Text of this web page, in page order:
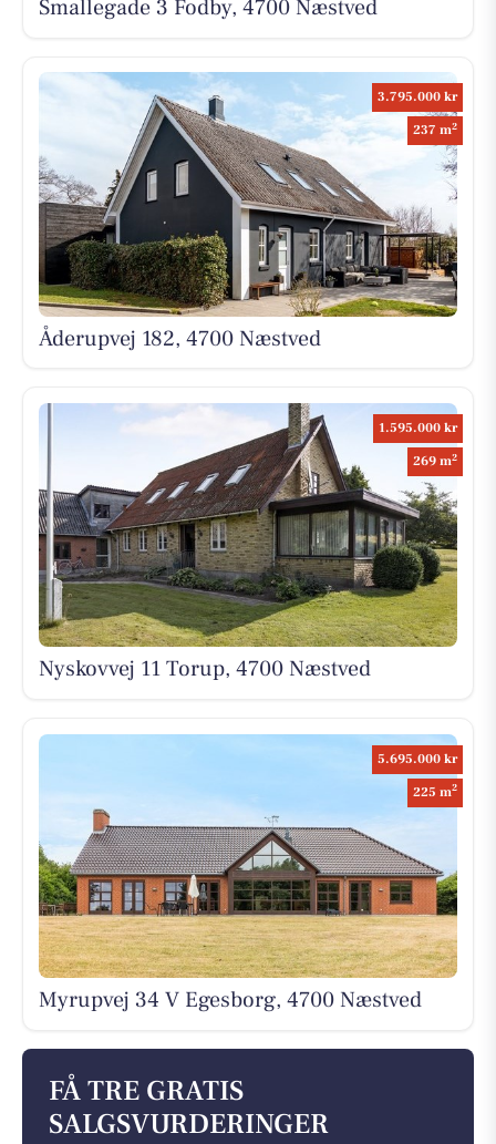
Smallegade 3 Fodby, 4700 Næstved
3.795.000 kr
237 m2
Åderupvej 182, 4700 Næstved
1.595.000 kr
269 m2
Nyskovvej 11 Torup, 4700 Næstved
5.695.000 kr
225 m2
Myrupvej 34 V Egesborg, 4700 Næstved
FÅ TRE GRATIS
SALGSVURDERINGER